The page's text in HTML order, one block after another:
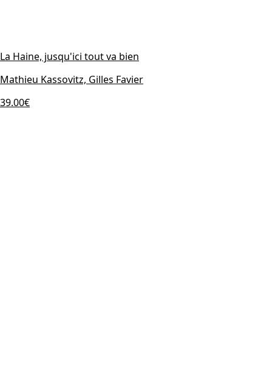
La Haine, jusqu'ici tout va bien
Mathieu Kassovitz, Gilles Favier
39.00€